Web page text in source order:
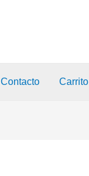
Contacto Carrito